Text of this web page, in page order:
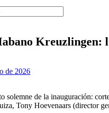
Kreuzlingen:
de 2026